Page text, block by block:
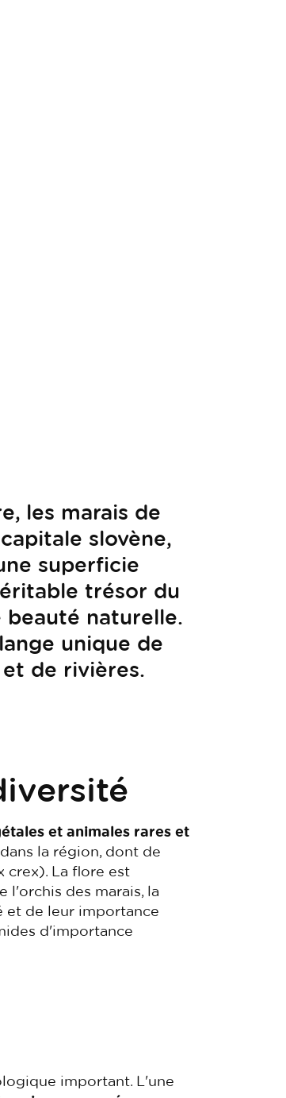
les marais de
slovène,
superficie
trésor du
naturelle.
unique de
de rivières.
et animales rares et
la région, dont de
crex). La flore est
l'orchis des marais, la
et de leur importance
d'importance
important. L'une